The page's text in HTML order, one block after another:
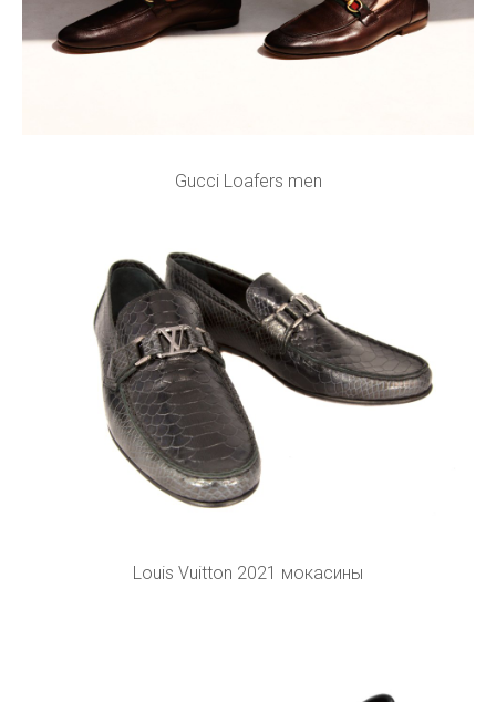
Gucci Loafers men
Louis Vuitton 2021 мокасины